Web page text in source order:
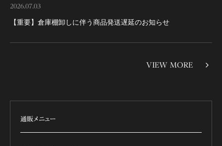
2026.07.03
【重要】倉庫棚卸しに伴う商品発送遅延のお知らせ
VIEW MORE
通販メニュー